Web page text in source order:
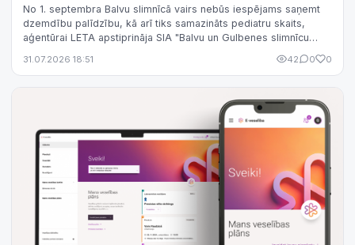
No 1. septembra Balvu slimnīcā vairs nebūs iespējams saņemt
dzemdību palīdzību, kā arī tiks samazināts pediatru skaits,
aģentūrai LETA apstiprināja SIA "Balvu un Gulbenes slimnīcu
31.07.2026 18:51 42 0 0